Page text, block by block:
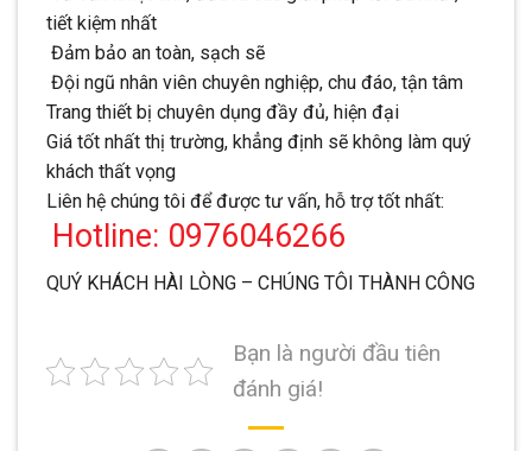
tiết kiệm nhất
Đảm bảo an toàn, sạch sẽ
Đội ngũ nhân viên chuyên nghiệp, chu đáo, tận tâm
Trang thiết bị chuyên dụng đầy đủ, hiện đại
Giá tốt nhất thị trường, khẳng định sẽ không làm quý
khách thất vọng
Liên hệ chúng tôi để được tư vấn, hỗ trợ tốt nhất:
Hotline: 0976046266
QUÝ KHÁCH HÀI LÒNG – CHÚNG TÔI THÀNH CÔNG
Bạn là người đầu tiên
đánh giá!